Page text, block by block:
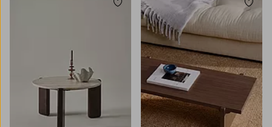
Legg til favoritter Legg